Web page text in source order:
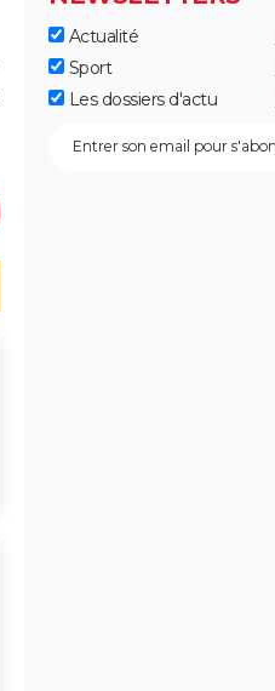
Actualité
Sport
Les dossiers d'actu